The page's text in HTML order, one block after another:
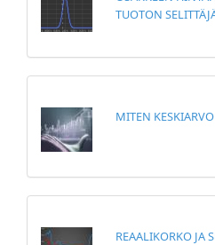
TUOTON
MITEN
REAALIKORKO JA